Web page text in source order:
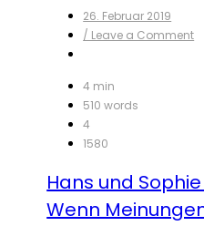
26. Februar 2019
/ Leave a Commenton
4 min
510 words
4
1580
Hans und
Wenn